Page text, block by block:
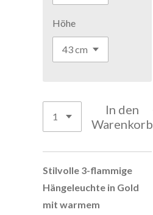
Höhe
In den
Warenkorb
Stilvolle 3-flammige
Hängeleuchte in Gold
mit warmem